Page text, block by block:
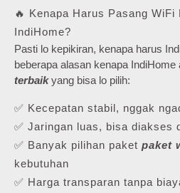
🔥 Kenapa Harus Pasang WiFi
IndiHome?
Pasti lo kepikiran, kenapa harus
beberapa alasan kenapa IndiHome
terbaikyang bisa lo pilih:
✅ Kecepatan stabil, nggak
✅ Jaringan luas, bisa diakses
✅ Banyak pilihan paket paket
kebutuhan
✅ Harga transparan tanpa